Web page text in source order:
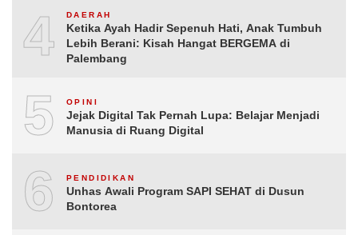
4 DAERAH
Ketika Ayah Hadir Sepenuh Hati, Anak Tumbuh
Lebih Berani: Kisah Hangat BERGEMA di
Palembang
5 OPINI
Jejak Digital Tak Pernah Lupa: Belajar Menjadi
Manusia di Ruang Digital
6 PENDIDIKAN
Unhas Awali Program SAPI SEHAT di Dusun
Bontorea